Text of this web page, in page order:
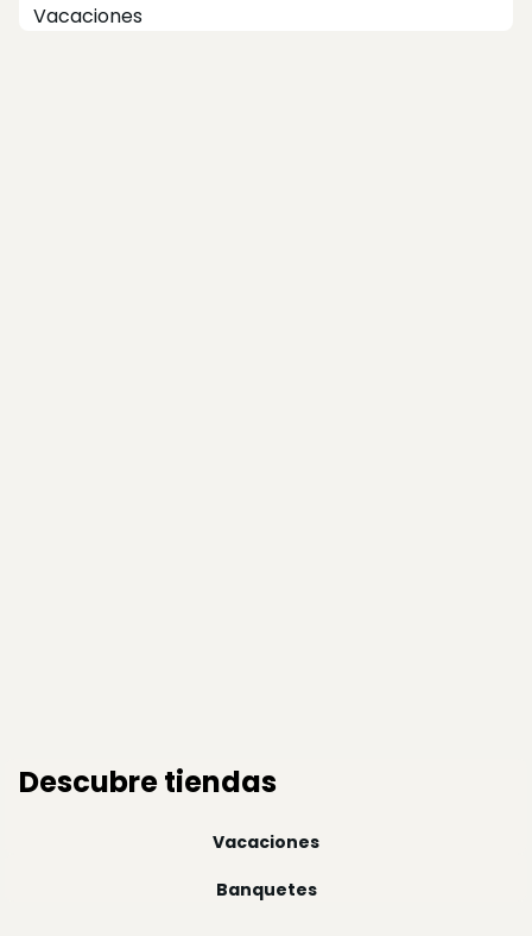
Vacaciones
Descubre tiendas
Vacaciones
Banquetes